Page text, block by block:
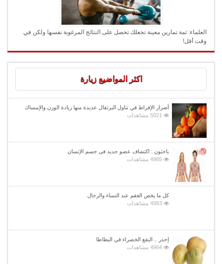
العلماء: ثمة تمارين معينة تجعلك تحصل على النتائج المرغوبة نفسها ولكن في
وقت أقل!
اكثر المواضيع زيارة
أضرار الإفراط في تناول البرتقال عديدة منها زيادة الوزن والإمساك
5021 مشاهدات
باحثون : اكتشاف عضو جديد فى جسم الإنسان
4985 مشاهدات
كل ما يخص العقم عند النساء والرجال
4983 مشاهدات
إحذر .. البقع الخضراء في البطاطا
4964 مشاهدات